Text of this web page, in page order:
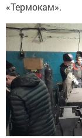
«Термокам».